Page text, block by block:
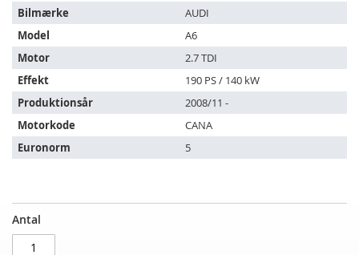
Varen
passer
til
følgende
køretøjer:
Bilmærke
AUDI
Model
A6
Motor
2.7 TDI
Effekt
190 PS / 140 kW
Produktionsår
2008/11 -
Motorkode
CANA
Euronorm
5
Dieselpartikelfilter
AUDI
PÅ
LAGER
Antal